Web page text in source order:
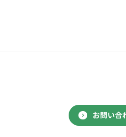
お問い合